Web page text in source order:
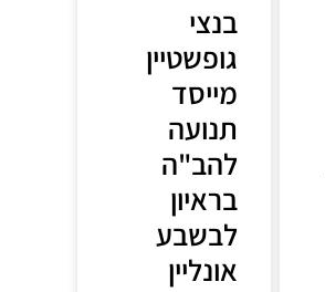
בנצי
גופשטיין
מייסד
תנועה
להב"ה
בראיון
לבשבע
אונליין